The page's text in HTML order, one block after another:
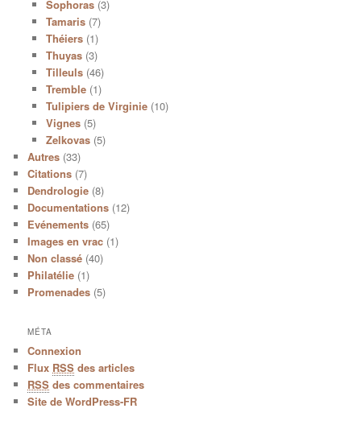
Sophoras(3)
Tamaris(7)
Théiers(1)
Thuyas(3)
Tilleuls(46)
Tremble(1)
Tulipiers de Virginie(10)
Vignes(5)
Zelkovas(5)
Autres (33)
Citations (7)
Dendrologie (8)
Documentations (12)
Evénements (65)
Images en vrac (1)
Non classé (40)
Philatélie (1)
Promenades (5)
MÉTA
Connexion
Flux RSS des articles
RSS des commentaires
Site de WordPress-FR